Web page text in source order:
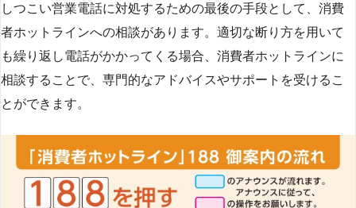
しつこい営業電話に対処するための最後の手段として、消費
者ホットラインへの相談があります。適切な断り方を用いて
も繰り返し電話がかかってくる場合、消費者ホットラインに
相談することで、専門的なアドバイスやサポートを受けるこ
とができます​​。